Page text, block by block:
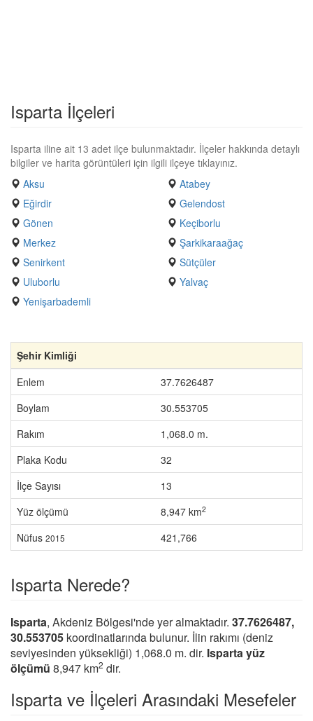
Isparta İlçeleri
Isparta iline ait 13 adet ilçe bulunmaktadır. İlçeler hakkında detaylı
bilgiler ve harita görüntüleri için ilgili ilçeye tıklayınız.
Aksu
Atabey
Eğirdir
Gelendost
Gönen
Keçiborlu
Merkez
Şarkikaraağaç
Senirkent
Sütçüler
Uluborlu
Yalvaç
Yenişarbademli
Şehir Kimliği
Enlem
37.7626487
Boylam
30.553705
Rakım
1,068.0 m.
Plaka Kodu
32
İlçe Sayısı
13
Yüz ölçümü
8,947 km2
Nüfus 2015 421,766
Isparta Nerede?
Isparta, Akdeniz Bölgesi'nde yer almaktadır. 37.7626487,
30.553705 koordinatlarında bulunur. İlin rakımı (deniz
seviyesinden yüksekliği) 1,068.0 m. dir. Isparta yüz
ölçümü 8,947 km2 dir.
Isparta ve İlçeleri Arasındaki Mesefeler